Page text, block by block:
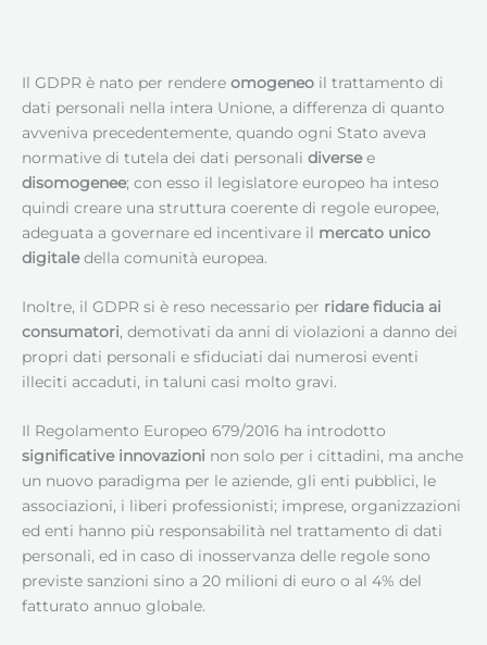
Il GDPR è nato per rendere omogeneo il trattamento di
dati personali nella intera Unione, a differenza di quanto
avveniva precedentemente, quando ogni Stato aveva
normative di tutela dei dati personali diversee
disomogenee; con esso il legislatore europeo ha inteso
quindi creare una struttura coerente di regole europee,
adeguata a governare ed incentivare il mercato unico
digitaledella comunità europea.
Inoltre, il GDPR si è reso necessario per ridare fiducia ai
consumatori, demotivati da anni di violazioni a danno dei
propri dati personali e sfiduciati dai numerosi eventi
illeciti accaduti, in taluni casi molto gravi.
Il Regolamento Europeo 679/2016 ha introdotto
significative innovazioni non solo per i cittadini, ma anche
un nuovo paradigma per le aziende, gli enti pubblici, le
associazioni, i liberi professionisti; imprese, organizzazioni
ed enti hanno più responsabilità nel trattamento di dati
personali, ed in caso di inosservanza delle regole sono
previste sanzioni sino a 20 milioni di euro o al 4% del
fatturato annuo globale.